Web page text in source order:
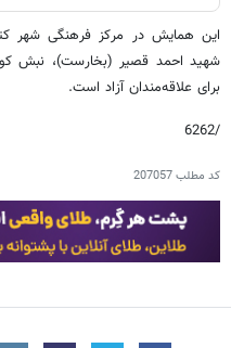
این همایش در مرکز فرهنگی شهر
برای علاقه‌مندان آزاد است.
/6262
کد مطلب207057